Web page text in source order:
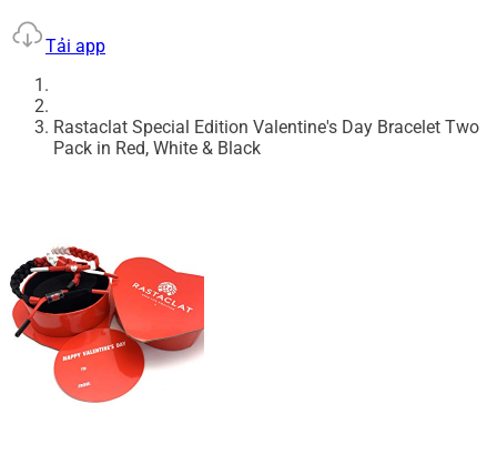
Tải app
Rastaclat Special Edition Valentine's Day Bracelet Two
Pack in Red, White & Black